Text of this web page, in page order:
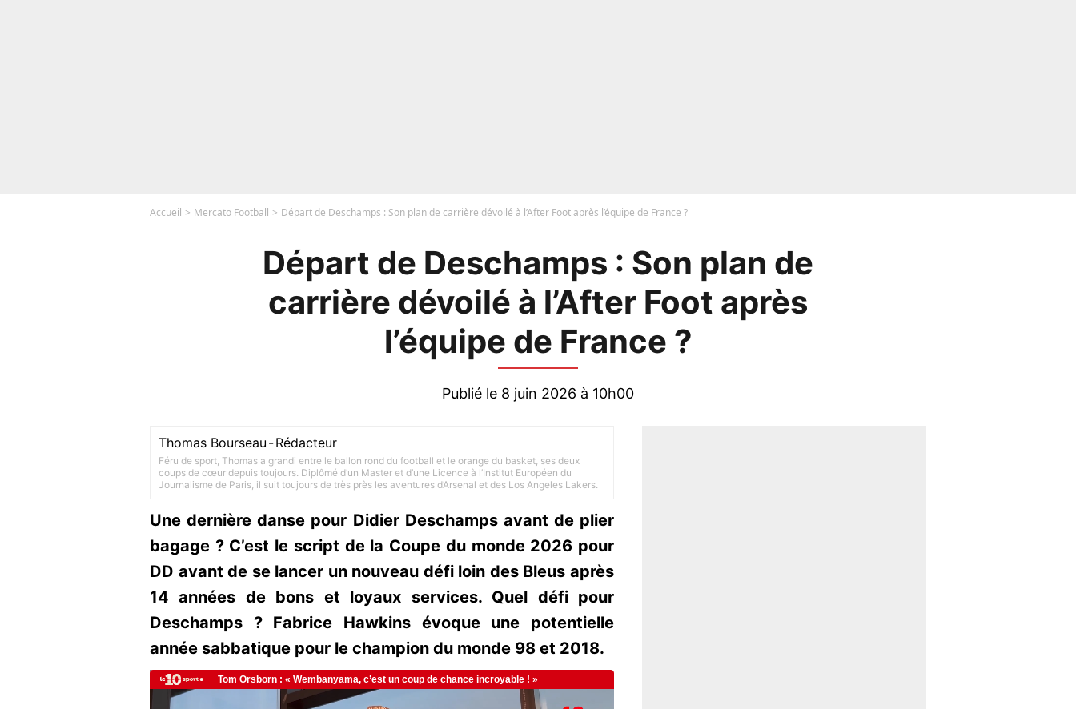
Accueil Mercato Football Départ de Deschamps : Son plan de carrière dévoilé à l’After Foot après l’équipe de France ?
Départ de Deschamps : Son plan de
carrière dévoilé à l’After Foot après
l’équipe de France ?
Publié le 8 juin 2026 à 10h00
Thomas Bourseau -Rédacteur
Féru de sport, Thomas a grandi entre le ballon rond du football et le orange du basket, ses deux
coups de cœur depuis toujours. Diplômé d’un Master et d’une Licence à l’Institut Européen du
Journalisme de Paris, il suit toujours de très près les aventures d’Arsenal et des Los Angeles Lakers.
Une dernière danse pour Didier Deschamps avant de plier
bagage ? C’est le script de la Coupe du monde 2026 pour
DD avant de se lancer un nouveau défi loin des Bleus après
14 années de bons et loyaux services. Quel défi pour
Deschamps ? Fabrice Hawkins évoque une potentielle
année sabbatique pour le champion du monde 98 et 2018.